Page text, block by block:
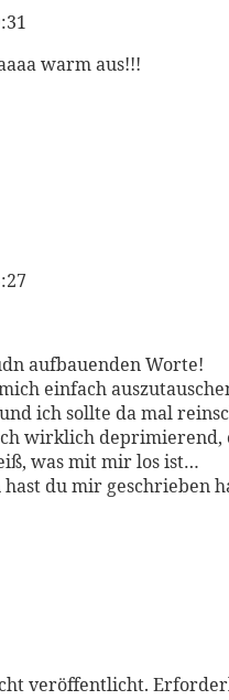
warm aus!!!
aufbauenden Worte!
einfach
ich sollte da mal
wirklich
was mit mir los ist…
hast du mir
veröffentlicht.